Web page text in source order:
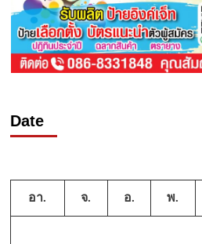
Date
อา. จ. อ. พ.